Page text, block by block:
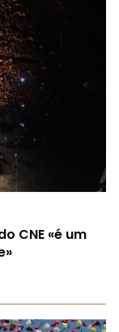
CNE «é um